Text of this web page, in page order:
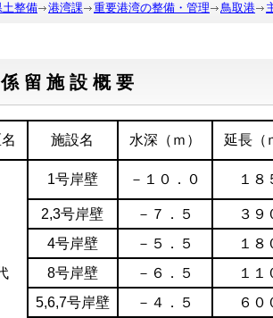
土整備 港湾課 重要港湾の整備・管理 鳥取港
留施設概要
施設名 水深（ｍ） 延長（
1号岸壁 －１０．０ １８
2,3号岸壁 －７．５ ３９
4号岸壁
－５．５ １８
8号岸壁
－６．５ １１
5,6,7号岸壁
－４．５ ６０